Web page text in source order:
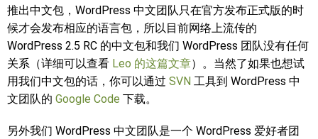
推出中文包，WordPress 中文团队只在官方发布正式版的时
候才会发布相应的语言包，所以目前网络上流传的
WordPress 2.5 RC 的中文包和我们 WordPress 团队没有任何
关系（详细可以查看 Leo 的这篇文章）。当然了如果也想试
用我们中文包的话，你可以通过 SVN 工具到 WordPress 中
文团队的 Google Code 下载。
另外我们 WordPress 中文团队是一个 WordPress 爱好者团